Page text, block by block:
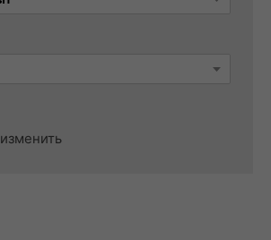
изменить